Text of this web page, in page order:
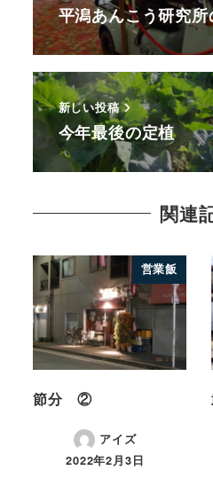
平潟あんこう研究
新しい投稿
今年最後の定植
関連
営業飯
節分 ②
アイズ
2022年2月3日